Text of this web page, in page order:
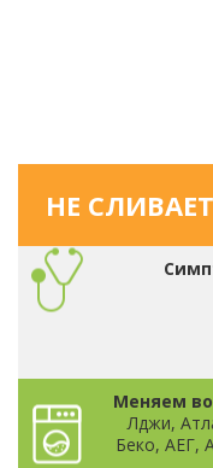
НЕ
Меняем
Лджи,
Беко, АЕГ,